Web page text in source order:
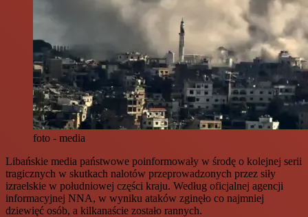
foto - media
Libańskie media państwowe poinformowały w środę o kolejnej serii
tragicznych w skutkach nalotów przeprowadzonych przez siły
izraelskie w południowej części kraju. Według oficjalnej agencji
informacyjnej NNA, w wyniku ataków zginęło co najmniej
dziewięć osób, a kilkanaście zostało rannych.